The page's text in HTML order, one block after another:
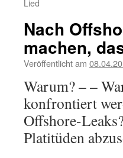
Lied
Nach
machen,
Veröffentlicht am
Warum? – –
konfrontiert
Offshore-
Platitüden